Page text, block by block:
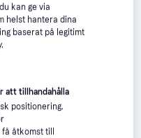
kan ge via
helst hantera dina
baserat på legitimt
att tillhandahålla
positionering.
åtkomst till